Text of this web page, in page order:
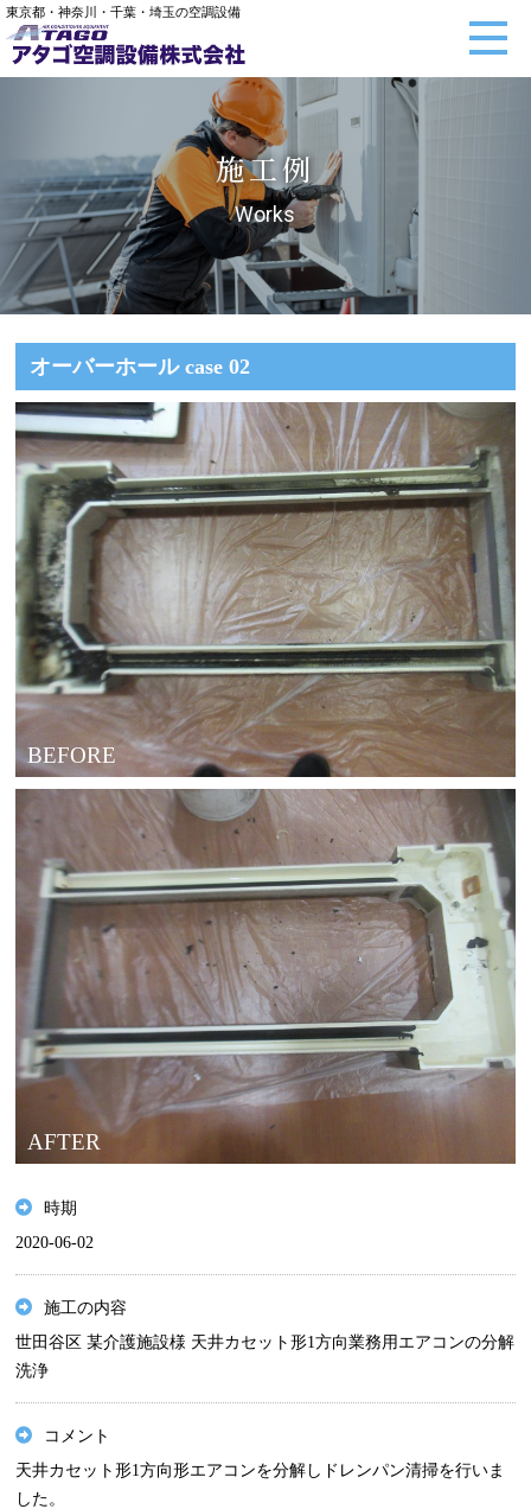
東京都・神奈川・千葉・埼玉の空調設備
施工例
Works
オーバーホール case 02
BEFORE
AFTER
時期
2020-06-02
施工の内容
世田谷区 某介護施設様 天井カセット形1方向業務用エアコンの分解
洗浄
コメント
天井カセット形1方向形エアコンを分解しドレンパン清掃を行いま
した。